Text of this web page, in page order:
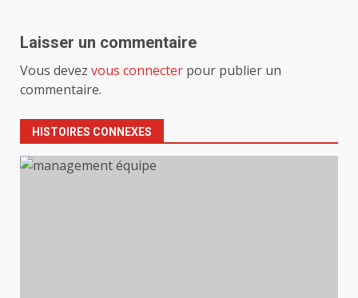
Laisser un commentaire
Vous devez vous connecter pour publier un
commentaire.
HISTOIRES CONNEXES